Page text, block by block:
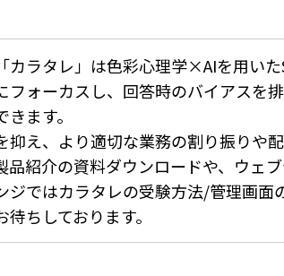
カラタレ」は色彩心理学×AIを用いた
フォーカスし、回答時のバイアスを
ます。
抑え、より適切な業務の割り振りや
品紹介の資料ダウンロードや、ウェ
ジではカラタレの受験方法/管理画面
ちしております。